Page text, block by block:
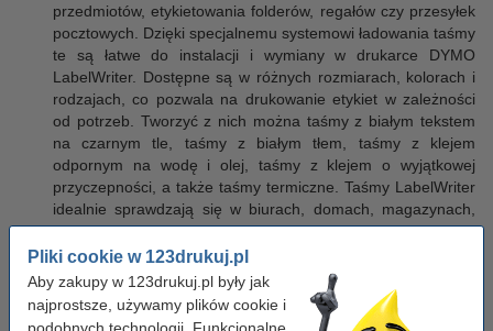
Pliki cookie w 123drukuj.pl
Aby zakupy w 123drukuj.pl były jak
najprostsze, używamy plików cookie i
przedmiotów, etykietowania folderów, regałów czy przesyłek
pocztowych. Dzięki specjalnemu systemowi ładowania taśmy
te są łatwe do instalacji i wymiany w drukarce DYMO
LabelWriter. Dostępne są w różnych rozmiarach, kolorach i
rodzajach, co pozwala na drukowanie etykiet w zależności
od potrzeb. Tworzyć z nich można taśmy z białym tekstem
na czarnym tle, taśmy z białym tłem, taśmy z klejem
odpornym na wodę i olej, taśmy z klejem o wyjątkowej
przyczepności, a także taśmy termiczne. Taśmy LabelWriter
idealnie sprawdzają się w biurach, domach, magazynach,
sklepach i innych miejscach, w których potrzebne jest łatwe i
wygodne etykietowanie,
taśmyXTL –przeznaczone są do drukowania w drukarkach